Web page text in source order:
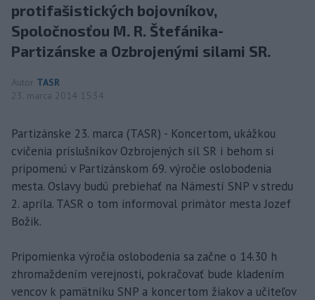
protifašistických bojovníkov,
Spoločnosťou M. R. Štefánika-
Partizánske a Ozbrojenými silami SR.
Autor TASR
23. marca 2014 15:34
Partizánske 23. marca (TASR) - Koncertom, ukážkou
cvičenia príslušníkov Ozbrojených síl SR i behom si
pripomenú v Partizánskom 69. výročie oslobodenia
mesta. Oslavy budú prebiehať na Námestí SNP v stredu
2. apríla. TASR o tom informoval primátor mesta Jozef
Božik.
Pripomienka výročia oslobodenia sa začne o 14.30 h
zhromaždením verejnosti, pokračovať bude kladením
vencov k pamätníku SNP a koncertom žiakov a učiteľov